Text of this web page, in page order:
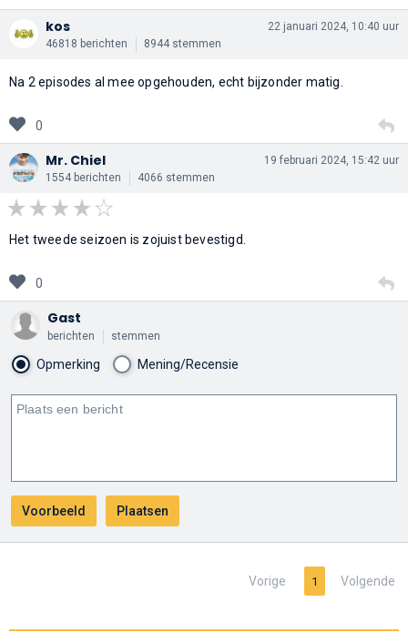
kos
46818 berichten 8944 stemmen
22 januari 2024, 10:40 uur
Na 2 episodes al mee opgehouden, echt bijzonder matig.
0
Mr. Chiel
1554 berichten 4066 stemmen
19 februari 2024, 15:42 uur
Het tweede seizoen is zojuist bevestigd.
0
Gast
berichten stemmen
Opmerking Mening/Recensie
Vorige 1 Volgende